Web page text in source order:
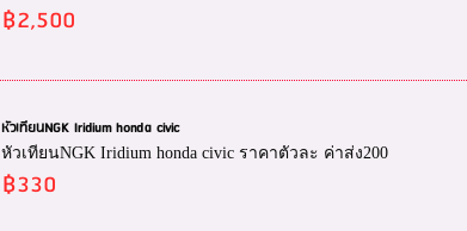
฿2,500
หัวเทียนNGK Iridium honda civic
หัวเทียนNGK Iridium honda civic ราคาตัวละ ค่าส่ง200
฿330